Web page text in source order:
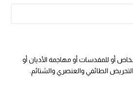
أو للمقدسات أو مهاجمة الأديان أو
التحريض الطائفي والعنصري والشتائم.